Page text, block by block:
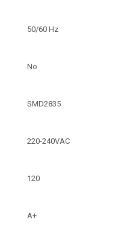
50/60 Hz
No
SMD2835
220-240VAC
120
A+